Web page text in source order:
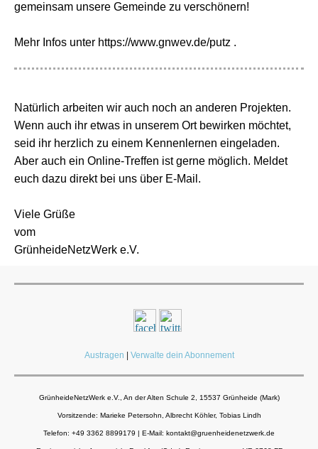
gemeinsam unsere Gemeinde zu verschönern!
Mehr Infos unter https://www.gnwev.de/putz .
Natürlich arbeiten wir auch noch an anderen Projekten.
Wenn auch ihr etwas in unserem Ort bewirken möchtet,
seid ihr herzlich zu einem Kennenlernen eingeladen.
Aber auch ein Online-Treffen ist gerne möglich. Meldet
euch dazu direkt bei uns über E-Mail.
Viele Grüße
vom
GrünheideNetzWerk e.V.
Austragen Verwalte dein Abonnement
GrünheideNetzWerk e.V., An der Alten Schule 2, 15537 Grünheide (Mark)
Vorsitzende: Marieke Petersohn, Albrecht Köhler, Tobias Lindh
Telefon: +49 3362 8899179 | E-Mail: kontakt@gruenheidenetzwerk.de